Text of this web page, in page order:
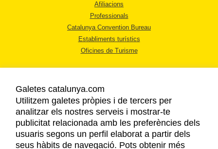
Afiliacions
Professionals
Catalunya Convention Bureau
Establiments turístics
Oficines de Turisme
AVÍS LEGAL
POLÍTICA DE PRIVACITAT
COOKIES
Galetes catalunya.com
Utilitzem galetes pròpies i de tercers per
analitzar els nostres serveis i mostrar-te
publicitat relacionada amb les preferències dels
usuaris segons un perfil elaborat a partir dels
seus hàbits de navegació. Pots obtenir més